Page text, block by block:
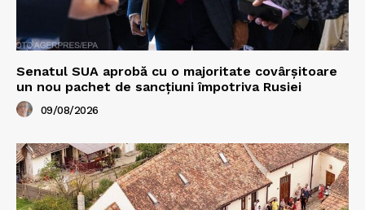
Senatul SUA aprobă cu o majoritate covârșitoare
un nou pachet de sancțiuni împotriva Rusiei
09/08/2026